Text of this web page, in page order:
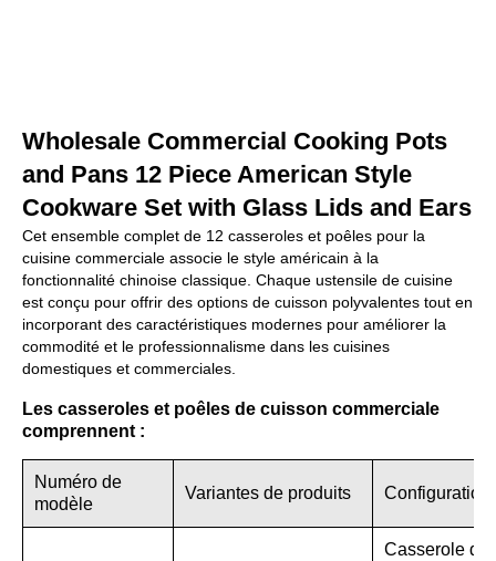
Wholesale Commercial Cooking Pots
and Pans 12 Piece American Style
Cookware Set with Glass Lids and Ears
Cet ensemble complet de 12 casseroles et poêles pour la
cuisine commerciale associe le style américain à la
fonctionnalité chinoise classique. Chaque ustensile de cuisine
est conçu pour offrir des options de cuisson polyvalentes tout en
incorporant des caractéristiques modernes pour améliorer la
commodité et le professionnalisme dans les cuisines
domestiques et commerciales.
Les casseroles et poêles de cuisson commerciale
comprennent :
Numéro de
modèle
Variantes de produits Configuration
Casserole de